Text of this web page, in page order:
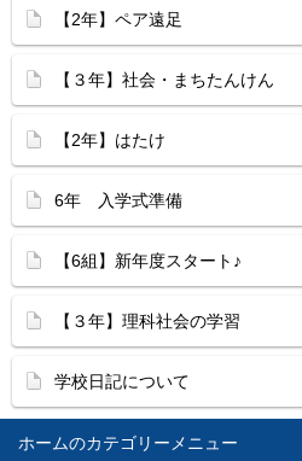
ホーム
【2年】ペア遠足
【３年】社会・まちたんけん
【2年】はたけ
6年 入学式準備
【6組】新年度スタート♪
【３年】理科社会の学習
学校日記について